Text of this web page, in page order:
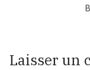
Laisser un